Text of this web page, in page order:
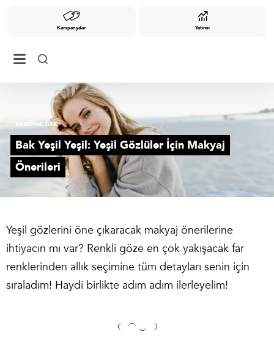
Kampanyalar Yatırım
KENDİNE BAK
Bak Yeşil Yeşil: Yeşil Gözlüler İçin Makyaj
Önerileri
Yeşil gözlerini öne çıkaracak makyaj önerilerine
ihtiyacın mı var? Renkli göze en çok yakışacak far
renklerinden allık seçimine tüm detayları senin için
sıraladım! Haydi birlikte adım adım ilerleyelim!